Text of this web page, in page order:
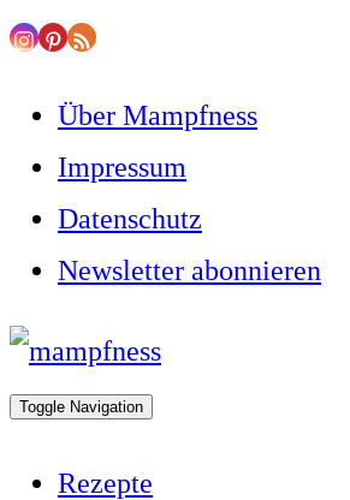
Skip
content
Über Mampfness
Impressum
Datenschutz
Newsletter abonnieren
Toggle
header
Toggle Navigation
Rezepte